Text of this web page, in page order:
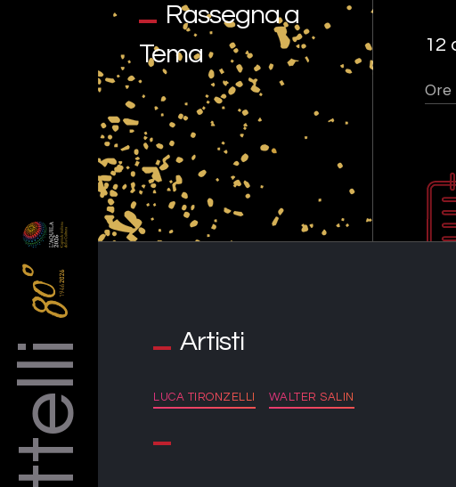
Rassegna a
Tema
12
Ore
Artisti
LUCA TIRONZELLI WALTER SALIN